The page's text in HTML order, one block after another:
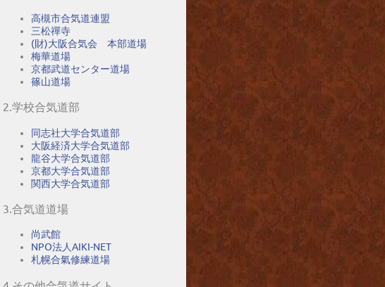
高槻市合気道連盟
三松禪寺
(財)大阪合気会 本部道場
梅華道場
京都武道センター道場
篠山道場
2.学校合気道部
同志社大学合気道部
大阪経済大学合気道部
龍谷大学合気道部
京都大学合気道部
関西大学合気道部
3.合気道道場
尚武館
NPO法人AIKI-NET
札幌合氣修練道場